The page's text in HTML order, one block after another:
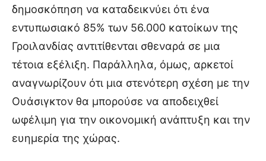
δημοσκόπηση να καταδεικνύει ότι ένα
εντυπωσιακό 85% των 56.000 κατοίκων της
Γροιλανδίας αντιτίθενται σθεναρά σε μια
τέτοια εξέλιξη. Παράλληλα, όμως, αρκετοί
αναγνωρίζουν ότι μια στενότερη σχέση με την
Ουάσιγκτον θα μπορούσε να αποδειχθεί
ωφέλιμη για την οικονομική ανάπτυξη και την
ευημερία της χώρας.